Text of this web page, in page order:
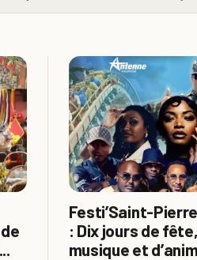
Festi’Saint-
: Dix jours de
musique et